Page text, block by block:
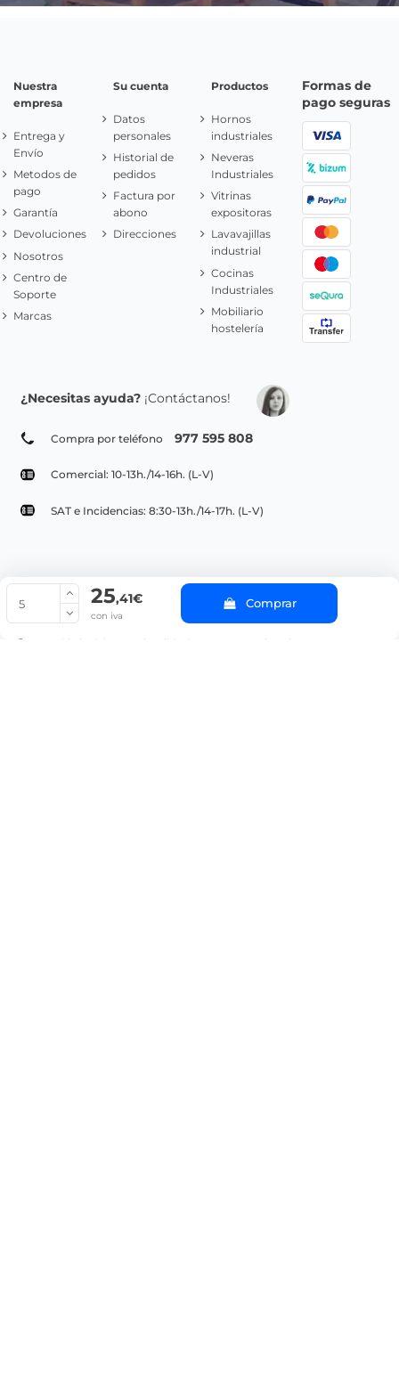
25,41€
con iva
Comprar
La cantidad mínima en el pedido de compra para el producto es 5.
Nuestra
empresa
Entrega y
Envío
Metodos de
pago
Garantía
Devoluciones
Nosotros
Centro de
Soporte
Marcas
Su cuenta
Datos
personales
Historial de
pedidos
Factura por
abono
Direcciones
Productos
Hornos
industriales
Neveras
Industriales
Vitrinas
expositoras
Lavavajillas
industrial
Cocinas
Industriales
Mobiliario
hostelería
Formas de
pago seguras
¿Necesitas ayuda? ¡Contáctanos!
Compra por teléfono 977 595 808
Comercial: 10-13h./14-16h. (L-V)
SAT e Incidencias: 8:30-13h./14-17h. (L-V)
© Copyright 2022 PepeBar.com |
Aviso legal y
Condiciones generales de compra |
Blog